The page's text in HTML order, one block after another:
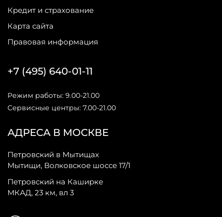
Кредит и страхование
Карта сайта
Правовая информация
АДРЕСА В МОСКВЕ
Петровский в Мытищах
Мытищи, Волковское шоссе 17/1
Петровский на Каширке
МКАД, 23 км, вл 3
+7 (495) 640-01-11
Режим работы: 9.00-21.00
Сервисные центры: 7.00-21.00